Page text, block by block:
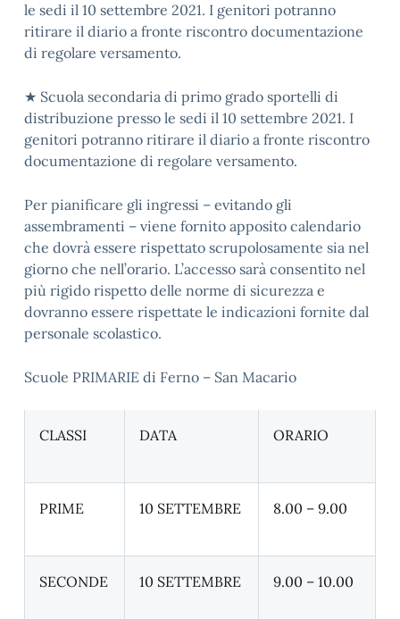
le sedi il 10 settembre 2021. I genitori potranno
ritirare il diario a fronte riscontro documentazione
di regolare versamento.
★ Scuola secondaria di primo grado sportelli di
distribuzione presso le sedi il 10 settembre 2021. I
genitori potranno ritirare il diario a fronte riscontro
documentazione di regolare versamento.
Per pianificare gli ingressi – evitando gli
assembramenti – viene fornito apposito calendario
che dovrà essere rispettato scrupolosamente sia nel
giorno che nell’orario. L’accesso sarà consentito nel
più rigido rispetto delle norme di sicurezza e
dovranno essere rispettate le indicazioni fornite dal
personale scolastico.
Scuole PRIMARIE di Ferno – San Macario
CLASSI DATA ORARIO
PRIME 10 SETTEMBRE 8.00 – 9.00
SECONDE 10 SETTEMBRE 9.00 – 10.00